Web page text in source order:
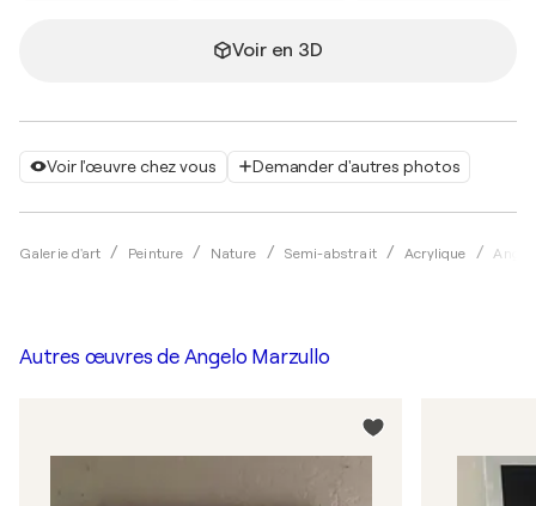
Voir l'œuvre chez vous Demander d'autres photos
Galerie d'art Peinture Nature Semi-abstrait Acrylique
Voir en 3D
Autres œuvres de Angelo Marzullo